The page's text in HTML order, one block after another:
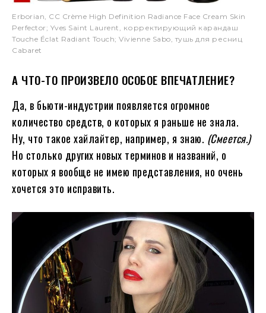
Erborian, CC Crème High Definition Radiance Face Cream Skin
Perfector; Yves Saint Laurent, корректирующий карандаш
Touche Éclat Radiant Touch; Vivienne Sabo, тушь для ресниц
Cabaret
А ЧТО-ТО ПРОИЗВЕЛО ОСОБОЕ ВПЕЧАТЛЕНИЕ?
Да, в бьюти-индустрии появляется огромное
количество средств, о которых я раньше не знала.
Ну, что такое хайлайтер, например, я знаю. (Смеется.)
Но столько других новых терминов и названий, о
которых я вообще не имею представления, но очень
хочется это исправить.